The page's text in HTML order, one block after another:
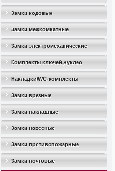
Замки кодовые
Замки межкомнатные
Замки электромеханические
Комплекты ключей,нуклео
Накладки/WC-комплекты
Замки врезные
Замки накладные
Замки навесные
Замки противопожарные
Замки почтовые